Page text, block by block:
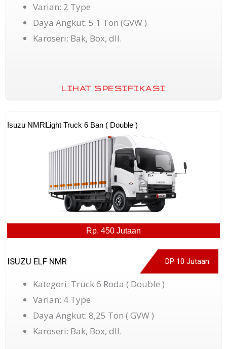
Varian: 2 Type
Daya Angkut: 5.1 Ton (GVW )
Karoseri: Bak, Box, dll.
LIHAT SPESIFIKASI
Isuzu NMRLight Truck 6 Ban ( Double )
Rp. 450 Jutaan
ISUZU ELF NMR DP 10 Jutaan
Kategori: Truck 6 Roda ( Double )
Varian: 4 Type
Daya Angkut: 8,25 Ton ( GVW )
Karoseri: Bak, Box, dll.